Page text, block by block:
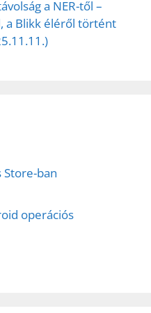
a NER-től –
a Blikk éléről történt
Store-ban
operációs